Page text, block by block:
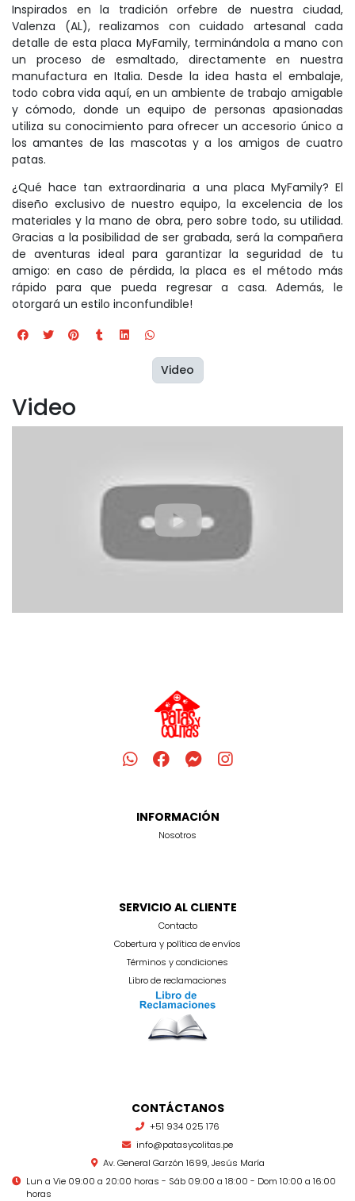
Inspirados en la tradición orfebre de nuestra ciudad,
Valenza (AL), realizamos con cuidado artesanal cada
detalle de esta placa MyFamily, terminándola a mano con
un proceso de esmaltado, directamente en nuestra
manufactura en Italia. Desde la idea hasta el embalaje,
todo cobra vida aquí, en un ambiente de trabajo amigable
y cómodo, donde un equipo de personas apasionadas
utiliza su conocimiento para ofrecer un accesorio único a
los amantes de las mascotas y a los amigos de cuatro
patas.
¿Qué hace tan extraordinaria a una placa MyFamily? El
diseño exclusivo de nuestro equipo, la excelencia de los
materiales y la mano de obra, pero sobre todo, su utilidad.
Gracias a la posibilidad de ser grabada, será la compañera
de aventuras ideal para garantizar la seguridad de tu
amigo: en caso de pérdida, la placa es el método más
rápido para que pueda regresar a casa. Además, le
otorgará un estilo inconfundible!
Video
Video
INFORMACIÓN
Nosotros
SERVICIO AL CLIENTE
Contacto
Cobertura y política de envíos
Términos y condiciones
Libro de reclamaciones
CONTÁCTANOS
+51 934 025 176
info@patasycolitas.pe
Av. General Garzón 1699, Jesús María
Lun a Vie 09:00 a 20:00 horas - Sáb 09:00 a 18:00 - Dom 10:00 a 16:00
horas